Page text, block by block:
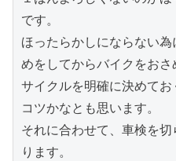
です。
ほったらかしにならない
めをしてからバイクをおさ
サイクルを明確に決めて
コツかなとも思います。
それに合わせて、車検を
ります。